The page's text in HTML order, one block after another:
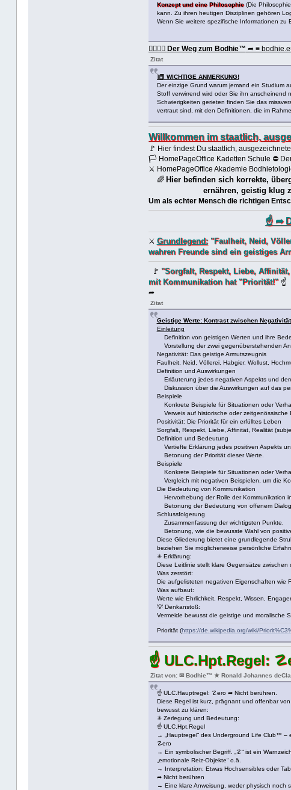
Konzept und eine Philosophie(Die
kann. Zu ihren heutigen Disziplinen gehören
Wenn Sie weitere spezifische Informationen
🏳️‍🌈🏳️‍🌈 Der Weg zum Bodhie™ ➦ ≡
Zitat
]📕 WICHTIGE ANMERKUNG!
Der einzige Grund warum jemand ein Studium
Stoff verwirrend wird oder Sie ihn anscheinend
Schwierigkeiten gerieten finden Sie das
vertraut sind, mit den Definitionen, die im
Willkommen im staatlich,
🚩 Hier findest Du staatlich,
🏳 HomePageOffice Kadetten Schule ⛔
⚔ HomePageOffice Akademie
🌈 Hier befinden sich korrekte,
ernähren, geistig klug
Um als echter Mensch die richtigen
☝ ➦
⚔ Grundlegend:"Faulheit, Neid,
wahren Freunde sind ein geistiges
🚩 "Sorgfalt, Respekt, Liebe,
mit Kommunikation hat "Priorität!" ☝
➦
Zitat
Geistige Werte: Kontrast zwischen
Einleitung
Definition von geistigen Werten und ihre
Vorstellung der zwei gegenüberstehenden
Negativität: Das geistige Armutszeugnis
Faulheit, Neid, Völlerei, Habgier, Wollust,
Definition und Auswirkungen
Erläuterung jedes negativen Aspekts und
Diskussion über die Auswirkungen auf das
Beispiele
Konkrete Beispiele für Situationen oder
Verweis auf historische oder zeitgenössische
Positivität: Die Priorität für ein erfülltes Leben
Sorgfalt, Respekt, Liebe, Affinität, Realität
Definition und Bedeutung
Vertiefte Erklärung jedes positiven Aspekts
Betonung der Priorität dieser Werte.
Beispiele
Konkrete Beispiele für Situationen oder
Vergleich mit negativen Beispielen, um die
Die Bedeutung von Kommunikation
Hervorhebung der Rolle der Kommunikation
Betonung der Bedeutung von offenem
Schlussfolgerung
Zusammenfassung der wichtigsten Punkte.
Betonung, wie die bewusste Wahl von
Diese Gliederung bietet eine grundlegende
beziehen Sie möglicherweise persönliche
✳ Erklärung:
Diese Leitlinie stellt klare Gegensätze
Was zerstört:
Die aufgelisteten negativen Eigenschaften wie
Was aufbaut:
Werte wie Ehrlichkeit, Respekt, Wissen,
💡 Denkanstoß:
Vermeide bewusst die geistige und moralische
Priorität (https://de.wikipedia.org/wiki/
☝ ULC.Hpt.Regel:
Zitat von: ✉ Bodhie™ ★ Ronald Johannes
☝ ULC.Hauptregel: ☡ero ➦ Nicht berühren.
Diese Regel ist kurz, prägnant und offenbar
bewusst zu klären:
✳ Zerlegung und Bedeutung:
☝ ULC.Hpt.Regel
→ „Hauptregel“ des Underground Life Club™ –
☡ero
→ Ein symbolischer Begriff. „☡“ ist ein
„emotionale Reiz-Objekte“ o.ä.
→ Interpretation: Etwas Hochsensibles oder
➦ Nicht berühren
→ Eine klare Anweisung, weder physisch noch